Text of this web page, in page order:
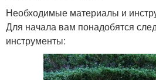
Необходимые материалы и
Для начала вам понадобятся
инструменты: